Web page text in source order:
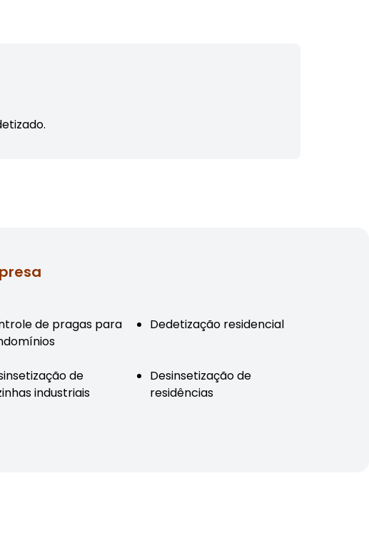
de pragas para
Dedetização residencial
de
industriais
Desinsetização de
residências